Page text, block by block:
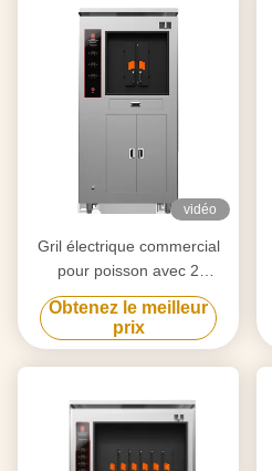
vidéo
Gril électrique commercial
pour poisson avec 2
compartiments 190KG
Obtenez le meilleur
prix